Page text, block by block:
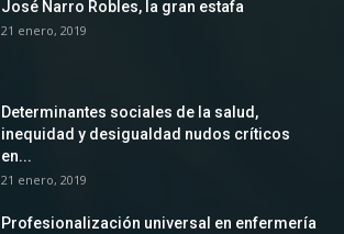
José Narro Robles, la gran estafa
21 enero, 2019
Determinantes sociales de la salud,
inequidad y desigualdad nudos críticos
en...
21 enero, 2019
Profesionalización universal en enfermería